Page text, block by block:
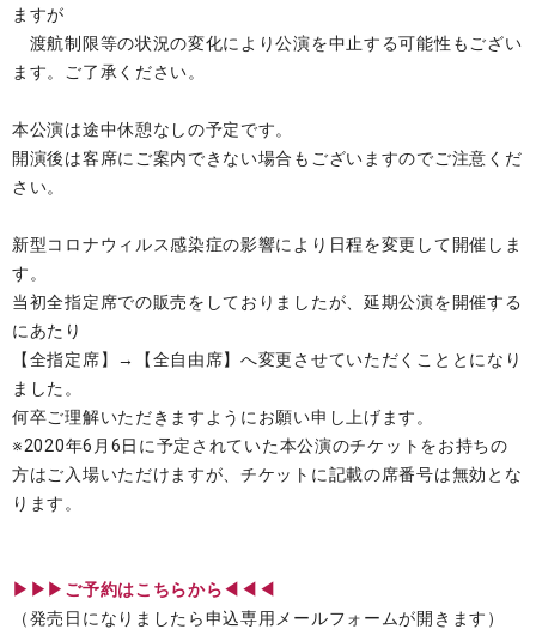
ますが
渡航制限等の状況の変化により公演を中止する可能性もござい
ます。ご了承ください。
本公演は途中休憩なしの予定です。
開演後は客席にご案内できない場合もございますのでご注意くだ
さい。
新型コロナウィルス感染症の影響により日程を変更して開催しま
す。
当初全指定席での販売をしておりましたが、延期公演を開催する
にあたり
【全指定席】→【全自由席】へ変更させていただくこととになり
ました。
何卒ご理解いただきますようにお願い申し上げます。
※2020年6月6日に予定されていた本公演のチケットをお持ちの
方はご入場いただけますが、チケットに記載の席番号は無効とな
ります。
▶▶▶ご予約はこちらから◀◀◀
（発売日になりましたら申込専用メールフォームが開きます）